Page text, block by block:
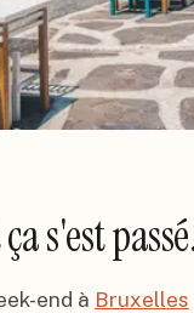
s'est
end à Bruxelles